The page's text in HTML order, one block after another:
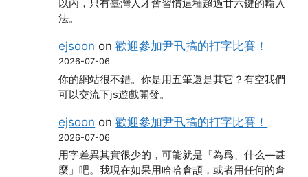
以內，只有臺灣人才會習慣這種超過廿六鍵的輸入
法。
ejsoon on歡迎參加尹卂搞的打字比賽！
2026-07-06
你的網站很不錯。你是用五筆還是其它？有空我們
可以交流下js遊戲開發。
ejsoon on歡迎參加尹卂搞的打字比賽！
2026-07-06
用字差異其實很少的，可能就是「為爲、什么―甚
麼」吧。我現在如果用哈哈倉頡，或者用任何的倉